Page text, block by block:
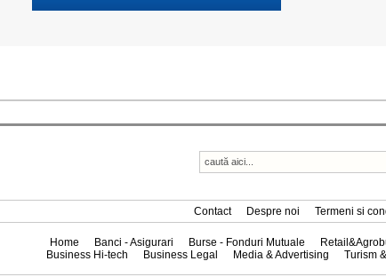
Contact Despre noi Termeni si
Home Banci - Asigurari Burse - Fonduri Mutuale
Business Hi-tech
Business Legal Media & Advertising Turism